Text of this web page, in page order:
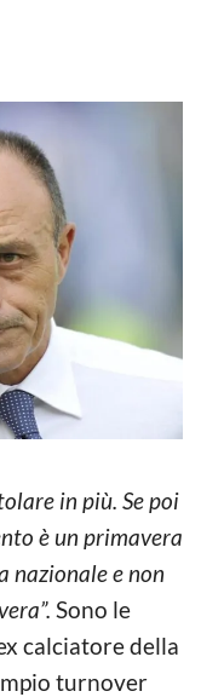
in più. Se poi
è un primavera
nazionale e non
Sono le
calciatore della
turnover